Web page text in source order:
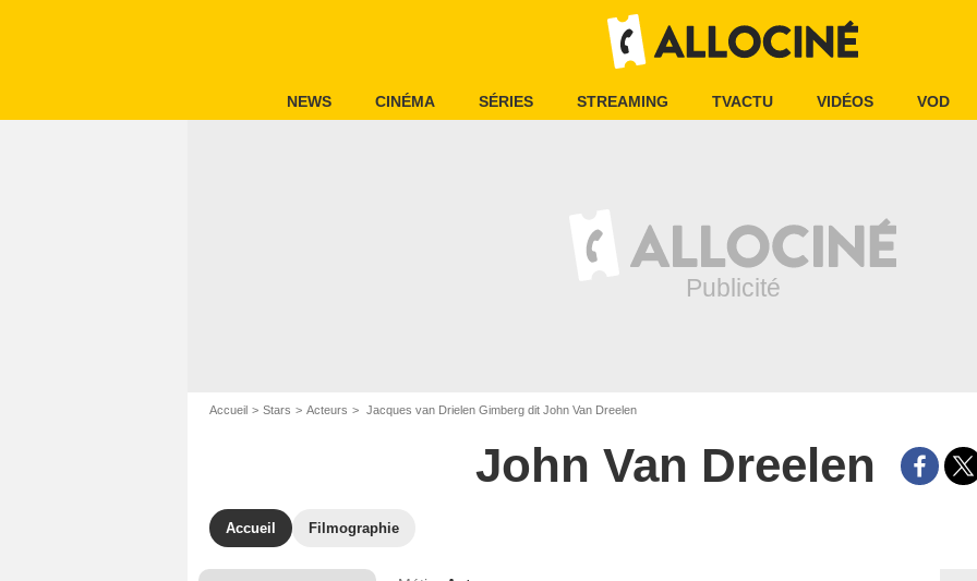
NEWS CINÉMA SÉRIES STREAMING TVACTU VIDÉOS VOD
Accueil Stars Acteurs Jacques van Drielen Gimberg dit John Van Dreelen
John Van Dreelen
Accueil Filmographie